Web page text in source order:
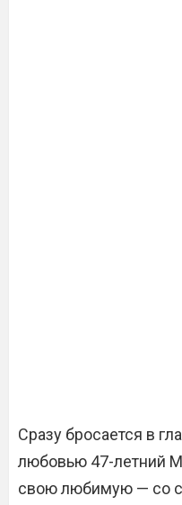
Сразу бросается в
любовью 47-летний
свою любимую — со